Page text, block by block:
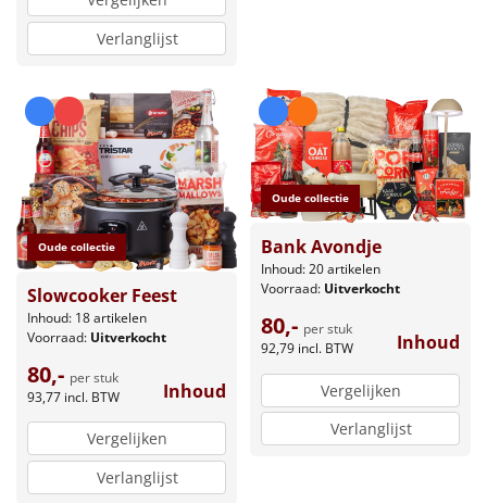
Verlanglijst
Oude collectie
Slowcooker Feest
Inhoud: 18 artikelen
Voorraad: Uitverkocht
80,- per stuk
93,77 incl. BTW Inhoud
Vergelijken
Verlanglijst
Oude collectie
Bank Avondje
Inhoud: 20 artikelen
Voorraad: Uitverkocht
80,- per stuk
92,79 incl. BTW Inhoud
Vergelijken
Verlanglijst